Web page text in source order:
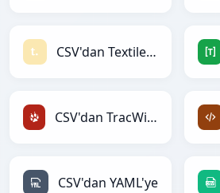
CSV'dan Textile'ye
CSV'dan TracWiki'ye
CSV'dan YAML'ye